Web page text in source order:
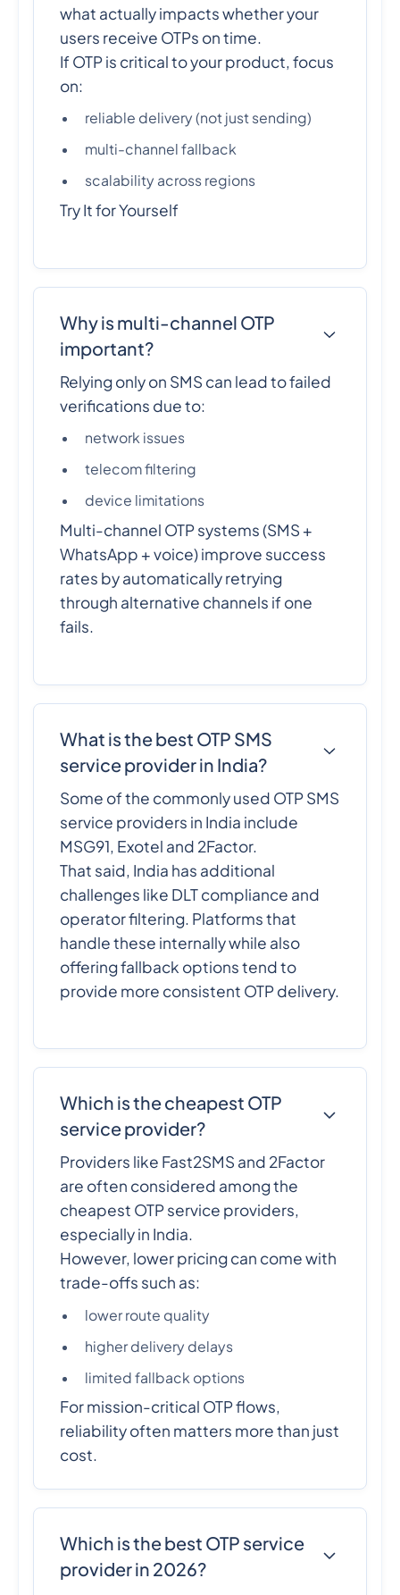
what actually impacts whether your
users receive OTPs on time.
If OTP is critical to your product, focus
on:
reliable delivery (not just sending)
multi-channel fallback
scalability across regions
Try It for Yourself
Why is multi-channel OTP
important?
Relying only on SMS can lead to failed
verifications due to:
network issues
telecom filtering
device limitations
Multi-channel OTP systems (SMS +
WhatsApp + voice) improve success
rates by automatically retrying
through alternative channels if one
fails.
What is the best OTP SMS
service provider in India?
Some of the commonly used OTP SMS
service providers in India include
MSG91, Exotel and 2Factor.
That said, India has additional
challenges like DLT compliance and
operator filtering. Platforms that
handle these internally while also
offering fallback options tend to
provide more consistent OTP delivery.
Which is the cheapest OTP
service provider?
Providers like Fast2SMS and 2Factor
are often considered among the
cheapest OTP service providers,
especially in India.
However, lower pricing can come with
trade-offs such as:
lower route quality
higher delivery delays
limited fallback options
For mission-critical OTP flows,
reliability often matters more than just
cost.
Which is the best OTP service
provider in 2026?